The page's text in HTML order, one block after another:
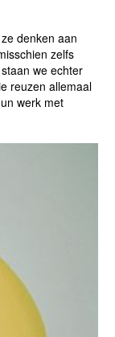
denken aan
zelfs
we echter
reuzen allemaal
werk met